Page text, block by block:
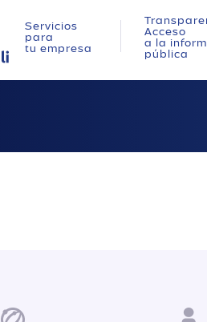
Servicios
para
tu empresa
Acceso
a la
pública